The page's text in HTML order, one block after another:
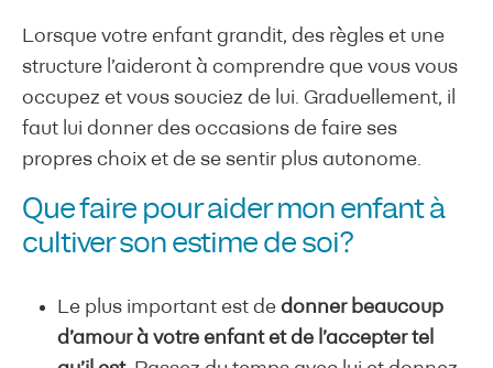
Lorsque votre enfant grandit, des règles et une
structure l’aideront à comprendre que vous vous
occupez et vous souciez de lui. Graduellement, il
faut lui donner des occasions de faire ses
propres choix et de se sentir plus autonome.
Que faire pour aider mon enfant à
cultiver son estime de soi?
Le plus important est de donner beaucoup
d’amour à votre enfant et de l’accepter tel